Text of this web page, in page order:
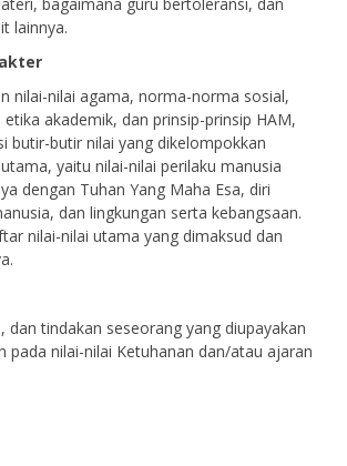
lainnya.
nilai-nilai agama, norma-norma sosial,
akademik, dan prinsip-prinsip HAM,
butir-butir nilai yang dikelompokkan
yaitu nilai-nilai perilaku manusia
dengan Tuhan Yang Maha Esa, diri
dan lingkungan serta kebangsaan.
nilai-nilai utama yang dimaksud dan
dan tindakan seseorang yang diupayakan
pada nilai-nilai Ketuhanan dan/atau ajaran